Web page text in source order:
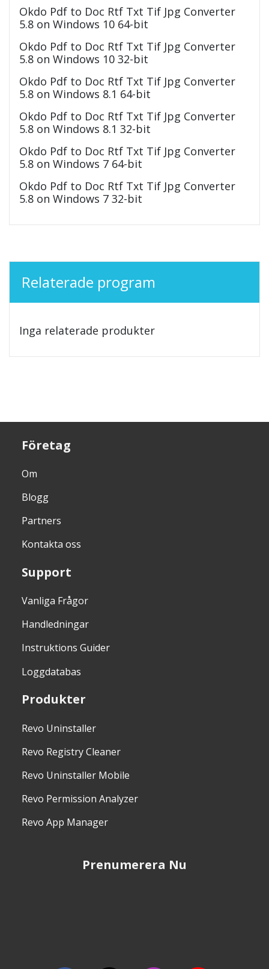
Okdo Pdf to Doc Rtf Txt Tif Jpg Converter
5.8 on Windows 10 64-bit
Okdo Pdf to Doc Rtf Txt Tif Jpg Converter
5.8 on Windows 10 32-bit
Okdo Pdf to Doc Rtf Txt Tif Jpg Converter
5.8 on Windows 8.1 64-bit
Okdo Pdf to Doc Rtf Txt Tif Jpg Converter
5.8 on Windows 8.1 32-bit
Okdo Pdf to Doc Rtf Txt Tif Jpg Converter
5.8 on Windows 7 64-bit
Okdo Pdf to Doc Rtf Txt Tif Jpg Converter
5.8 on Windows 7 32-bit
Relaterade program
Inga relaterade produkter
Företag
Om
Blogg
Partners
Kontakta oss
Support
Vanliga Frågor
Handledningar
Instruktions Guider
Loggdatabas
Produkter
Revo Uninstaller
Revo Registry Cleaner
Revo Uninstaller Mobile
Revo Permission Analyzer
Revo App Manager
Prenumerera Nu